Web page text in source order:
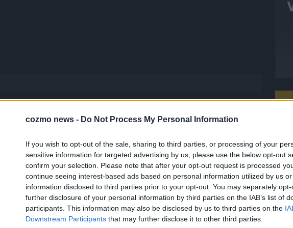
cozmo news - Do Not Process My Personal Information
If you wish to opt-out of the sale, sharing to third parties, or processing of your
sensitive information for targeted advertising by us, please use the below opt-out
confirm your selection. Please note that after your opt-out request is processed
continue seeing interest-based ads based on personal information utilized by us
information disclosed to third parties prior to your opt-out. You may separately
further disclosure of your personal information by third parties on the IAB’s list of
participants. This information may also be disclosed by us to third parties on the
Downstream Participants that may further disclose it to other third parties.
Über Redaktion | FLASH 1648 Artikel
Hier gibt’s die freshesten Streams, die spannendsten Videos und alles, was du
gerade unbedingt sehen musst. Ob News, Unterhaltung oder Specials – wir
bringen dir die Inhalte direkt auf den Screen, live oder on-demand. Unsere